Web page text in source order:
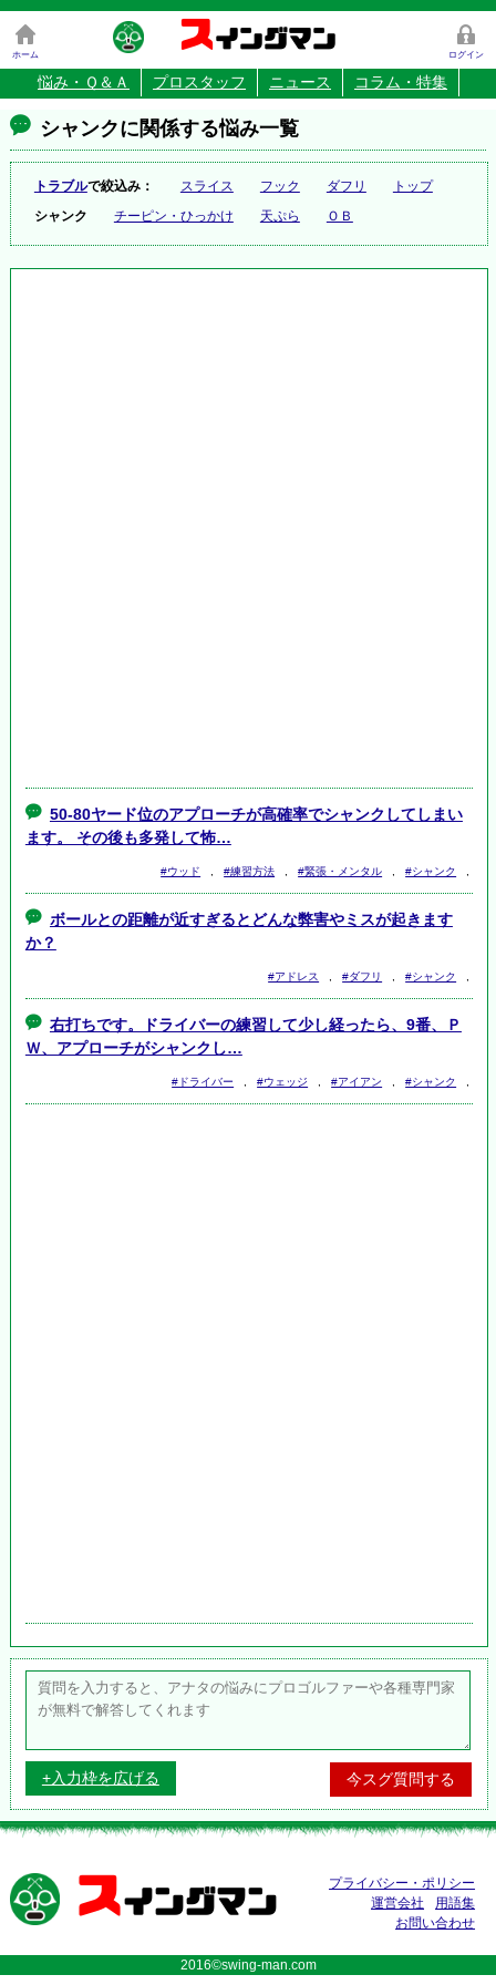
ログイン
スイングマン
ホーム
悩み・Ｑ＆Ａ プロスタッフ ニュース コラム・特集
シャンクに関係する悩み一覧
トラブルで絞込み： スライス フック ダフリ
トップ
シャンク
チーピン・ひっかけ 天ぷら ＯＢ
50-80ヤード位のアプローチが高確率でシャンクしてしまい
ます。 その後も多発して怖…
#ウッド #練習方法 #緊張・メンタル #シャンク
ボールとの距離が近すぎるとどんな弊害やミスが起きます
か？
#アドレス #ダフリ #シャンク
右打ちです。ドライバーの練習して少し経ったら、9番、Ｐ
Ｗ、アプローチがシャンクし…
#ドライバー #ウェッジ #アイアン #シャンク
+入力枠を広げる
スイングマン
プライバシー・ポリシー
用語集
運営会社
お問い合わせ
2016©swing-man.com